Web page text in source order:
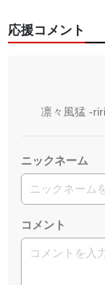
応援コメント
凛々風猛 -
ニックネーム
コメント